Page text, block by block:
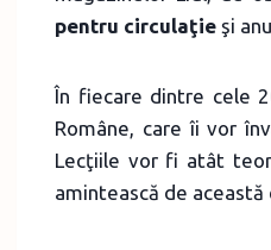
pentru circulaţie şi
În fiecare dintre cele
Române, care îi vor
Lecţiile vor fi atât
amintească de